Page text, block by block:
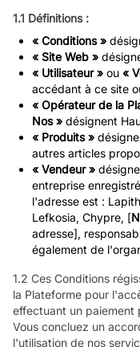
1.1 Définitions :
« Conditions »
« Site Web »
« Utilisateur » ou «
accédant à ce site
« Opérateur de la
Nos » désignent
« Produits »
autres articles
« Vendeur »
entreprise
l'adresse est :
Lefkosia, Chypre, [
adresse],
également de
1.2 Ces Conditions
la Plateforme pour
effectuant un paiement
Vous concluez un
l'utilisation de nos